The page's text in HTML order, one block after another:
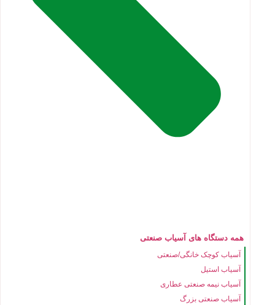
همه دستگاه های آسیاب صنعتی
آسیاب کوچک خانگی/صنعتی
آسیاب استیل
آسیاب نیمه صنعتی عطاری
آسیاب صنعتی بزرگ